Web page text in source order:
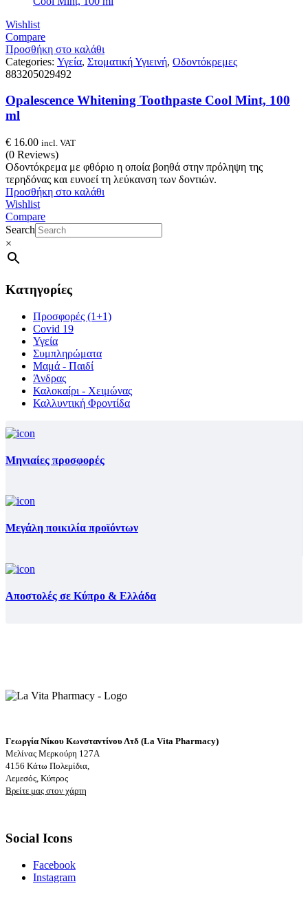
Wishlist
Compare
Προσθήκη στο καλάθι
Categories: Υγεία, Στοματική Υγιεινή, Οδοντόκρεμες
883205029492
Opalescence Whitening Toothpaste Cool Mint, 100
ml
€ 16.00 incl. VAT
(0 Reviews)
Οδοντόκρεμα με φθόριο η οποία βοηθά στην πρόληψη της
τερηδόνας και ευνοεί τη λεύκανση των δοντιών.
Προσθήκη στο καλάθι
Wishlist
Compare
Search
×
Κατηγορίες
Προσφορές (1+1)
Covid 19
Υγεία
Συμπληρώματα
Μαμά - Παιδί
Άνδρας
Καλοκαίρι - Χειμώνας
Καλλυντική Φροντίδα
Μηνιαίες προσφορές
Μεγάλη ποικιλία προϊόντων
Αποστολές σε Κύπρο & Ελλάδα
Γεωργία Νίκου Κωνσταντίνου Λτδ (La Vita Pharmacy)
Μελίνας Μερκούρη 127Α
4156 Κάτω Πολεμίδια,
Λεμεσός, Κύπρος
Βρείτε μας στον χάρτη
Social Icons
Facebook
Instagram